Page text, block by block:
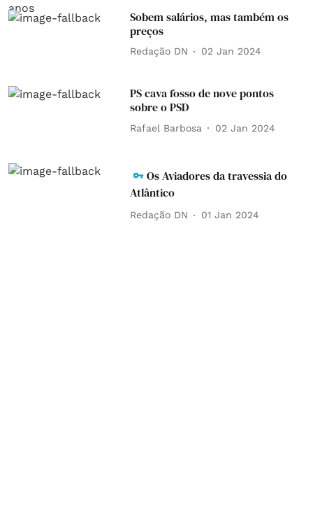
Sobem salários, mas também os
preços
Redação DN 02 Jan 2024
PS cava fosso de nove pontos
sobre o PSD
Rafael Barbosa 02 Jan 2024
Os Aviadores da travessia do
Atlântico
Redação DN 01 Jan 2024